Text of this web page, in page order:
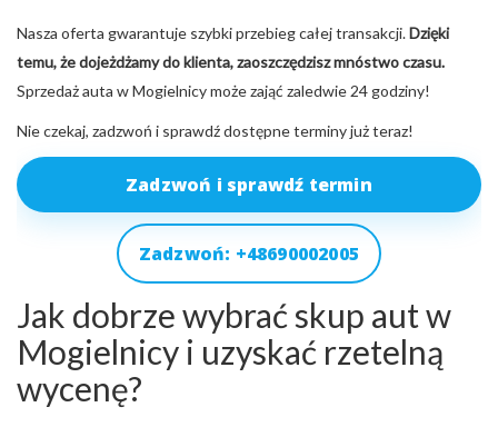
Nasza oferta gwarantuje szybki przebieg całej transakcji.Dzięki
temu, że dojeżdżamy do klienta, zaoszczędzisz mnóstwo czasu.
Sprzedaż auta w Mogielnicy może zająć zaledwie 24 godziny!
Nie czekaj, zadzwoń i sprawdź dostępne terminy już teraz!
Zadzwoń i sprawdź termin
Zadzwoń: +48690002005
Jak dobrze wybrać skup aut w
Mogielnicy i uzyskać rzetelną
wycenę?